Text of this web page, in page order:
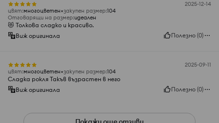
2025-12-14
цвят:многоцветен закупен размер:104
Отговарящи на размер:идеален
😻 Толкова сладко и красиво.
Виж оригинала
Полезно (0)
2025-09-11
цвят:многоцветен закупен размер:104
Сладка рокля Такъв възрастен в него
Виж оригинала
Полезно (0)